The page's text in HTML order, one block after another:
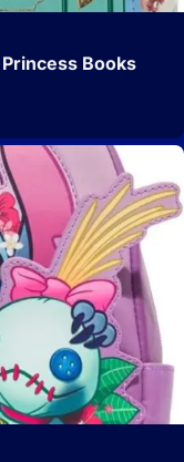
Books